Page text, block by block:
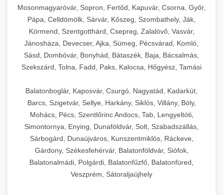
Mosonmagyaróvár, Sopron, Fertőd, Kapuvár, Csorna, Győr,
Pápa, Celldömölk, Sárvár, Kőszeg, Szombathely, Ják,
Körmend, Szentgotthárd, Csepreg, Zalalövő, Vasvár,
Jánosháza, Devecser, Ajka, Sümeg, Pécsvárad, Komló,
Sásd, Dombóvár, Bonyhád, Bátaszék, Baja, Bácsalmás,
Szekszárd, Tolna, Fadd, Paks, Kalocsa, Hőgyész, Tamási
Balatonboglár, Kaposvár, Csurgó, Nagyatád, Kadarkút,
Barcs, Szigetvár, Sellye, Harkány, Siklós, Villány, Bóly,
Mohács, Pécs, Szentlőrinc Andocs, Tab, Lengyeltóti,
Simontornya, Enying, Dunaföldvár, Solt, Szabadszállás,
Sárbogárd, Dunaújváros, Kunszentmiklós, Ráckeve,
Gárdony, Székesfehérvár, Balatonföldvár, Siófok,
Balatonalmádi, Polgárdi, Balatonfűzfő, Balatonfüred,
Veszprém, Sátoraljaújhely